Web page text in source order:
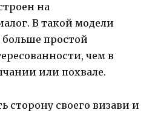
на
В такой модели
простой
чем в
или похвале.
сторону своего визави и